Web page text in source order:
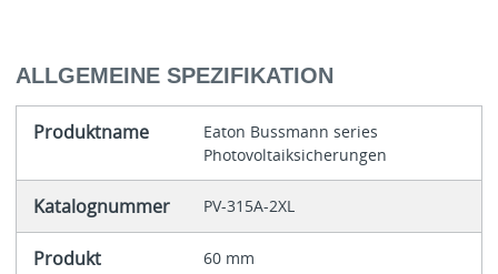
ALLGEMEINE SPEZIFIKATION
Produktname
Eaton Bussmann series
Photovoltaiksicherungen
Katalognummer PV-315A-2XL
Produkt
60 mm